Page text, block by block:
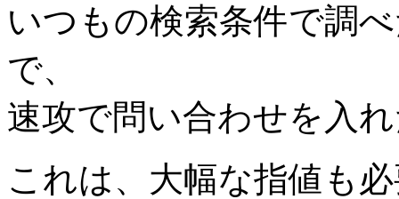
いつもの検索条件で調
で、
速攻で問い合わせを入
これは、大幅な指値も